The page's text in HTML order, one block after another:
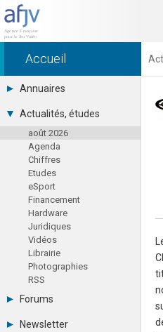
Accueil
Annuaires
Toutes les sociétés (691)
Studios (418)
Editeurs (49)
Distributeurs (16)
Hard. / Accessoires (10)
Middlewares (15)
Prestataires (99)
Assoc. / Syndicats (21)
Formations / Ecoles (46)
Presse spécialisée (17)
Actualités, études
août 2026
Agenda
Chiffres
Etudes
eSport
Financement
Hardware
Juridiques
Vidéos
Librairie
Photographies
RSS
Forums
Tous les forums
Newsletter